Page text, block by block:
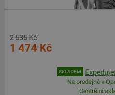
2 535 Kč
1 474 Kč
SKLADEM
Na prodejně v
Centrální